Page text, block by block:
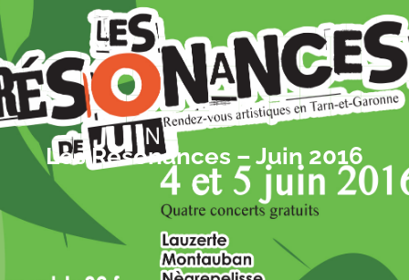
Les Résonances – Juin 2016